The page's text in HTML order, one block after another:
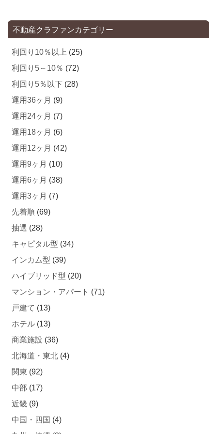
不動産クラファンカテゴリー
利回り10％以上 (25)
利回り5～10％ (72)
利回り5％以下 (28)
運用36ヶ月 (9)
運用24ヶ月 (7)
運用18ヶ月 (6)
運用12ヶ月 (42)
運用9ヶ月 (10)
運用6ヶ月 (38)
運用3ヶ月 (7)
先着順 (69)
抽選 (28)
キャピタル型 (34)
インカム型 (39)
ハイブリッド型 (20)
マンション・アパート (71)
戸建て (13)
ホテル (13)
商業施設 (36)
北海道・東北 (4)
関東 (92)
中部 (17)
近畿 (9)
中国・四国 (4)